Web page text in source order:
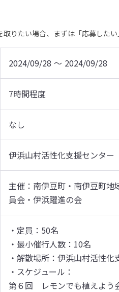
りたい場合、まずは「応募したい
2024/09/28 〜 2024/09/28
7時間程度
なし
伊浜山村活性化支援センター
主催：南伊豆町・南伊豆町地
員会・伊浜躍進の会
・定員：50名
・最小催行人数：10名
・解散場所：伊浜山村活性
・スケジュール：
第６回　レモンでも植えよう